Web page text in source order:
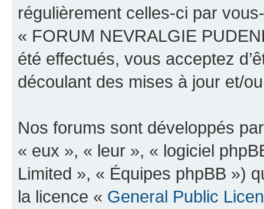
régulièrement celles-ci par
« FORUM NEVRALGIE
été effectués, vous acceptez
découlant des mises à jour et/
Nos forums sont développés
« eux », « leur », « logiciel
Limited », « Équipes phpBB »)
la licence « General Public